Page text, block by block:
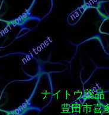
ナイトウ薬品
豊田市喜